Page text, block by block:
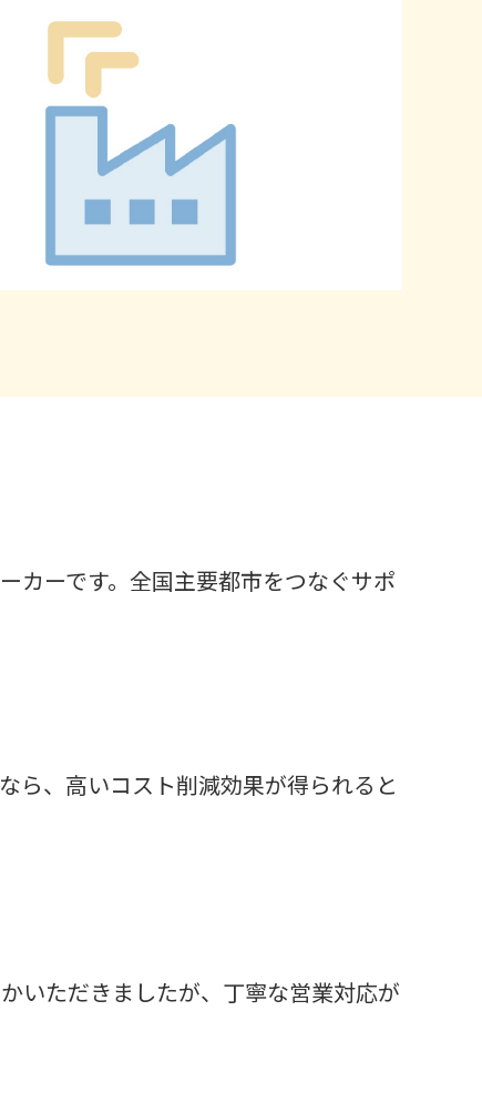
カーです。全国主要都市をつなぐサポ
ら、高いコスト削減効果が得られると
いただきましたが、丁寧な営業対応が